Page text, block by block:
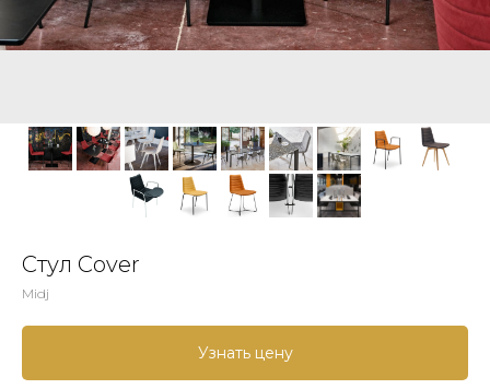
Стул Cover
Midj
Узнать цену